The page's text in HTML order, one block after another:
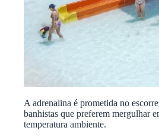
A adrenalina é prometida no
banhistas que preferem mergulhar
temperatura ambiente.